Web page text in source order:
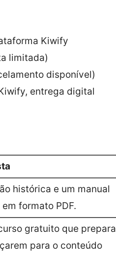
Kiwify
limitada)
disponível)
entrega digital
histórica e um manual
formato PDF.
gratuito que prepara
para o conteúdo